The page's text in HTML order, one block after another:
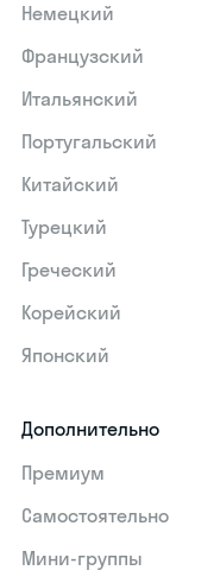
Немецкий
Французский
Итальянский
Португальский
Китайский
Турецкий
Греческий
Корейский
Японский
Дополнительно
Премиум
Самостоятельно
Мини-группы